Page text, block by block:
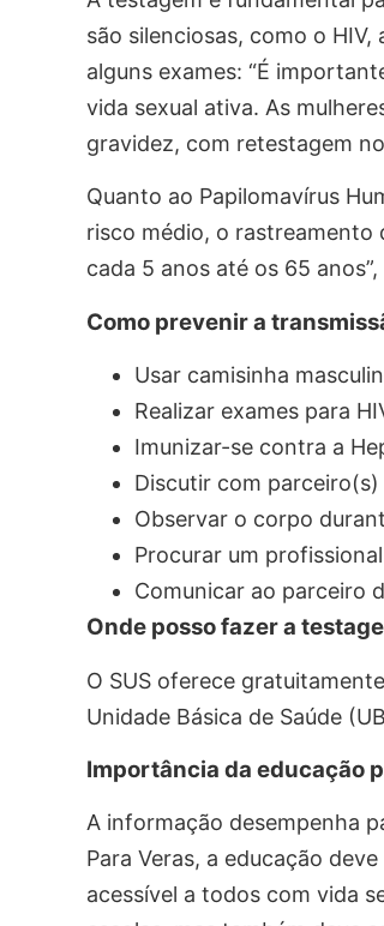
são silenciosas, como o
alguns exames: “É
vida sexual ativa. As
gravidez, com retestagem
Quanto ao Papilomavírus
risco médio, o rastreamento
cada 5 anos até os 65
Como prevenir a
Usar camisinha
Realizar exames para
Imunizar-se contra a
Discutir com parceiro(s)
Observar o corpo
Procurar um
Comunicar ao parceiro
Onde posso fazer a
O SUS oferece
Unidade Básica de Saúde
Importância da educação
A informação desempenha
Para Veras, a educação
acessível a todos com vida